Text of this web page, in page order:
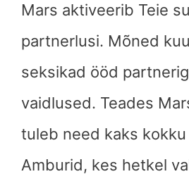
Mars aktiveerib Teie
partnerlusi. Mõned
seksikad ööd
vaidlused. Teades
tuleb need kaks kokku
Amburid, kes hetkel